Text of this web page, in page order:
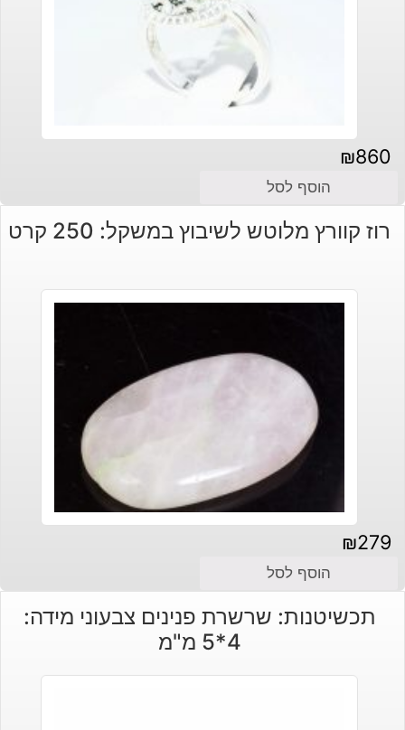
₪860
הוסף לסל
רוז קוורץ מלוטש לשיבוץ במשקל: 250 קרט
₪279
הוסף לסל
תכשיטנות: שרשרת פנינים צבעוני מידה:
4*5 מ"מ